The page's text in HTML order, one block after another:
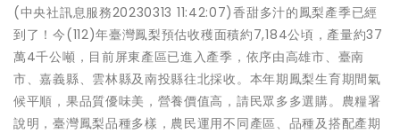
(中央社訊息服務20230313 11:42:07)香甜多汁的鳳梨產季已經
到了！今(112)年臺灣鳳梨預估收穫面積約7,184公頃，產量約37
萬4千公噸，目前屏東產區已進入產季，依序由高雄市、臺南
市、嘉義縣、雲林縣及南投縣往北採收。本年期鳳梨生育期間氣
候平順，果品質優味美，營養價值高，請民眾多多選購。農糧署
說明，臺灣鳳梨品種多樣，農民運用不同產區、品種及搭配產期